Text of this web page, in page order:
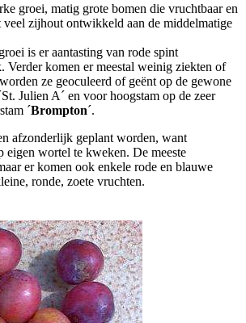
groei, matig grote bomen die vruchtbaar en
zijhout ontwikkeld aan de middelmatige
is er aantasting van rode spint
Verder komen er meestal weinig ziekten of
ze geoculeerd of geënt op de gewone
Julien A´ en voor hoogstam op de zeer
´Brompton´.
afzonderlijk geplant worden, want
eigen wortel te kweken. De meeste
er komen ook enkele rode en blauwe
ronde, zoete vruchten.